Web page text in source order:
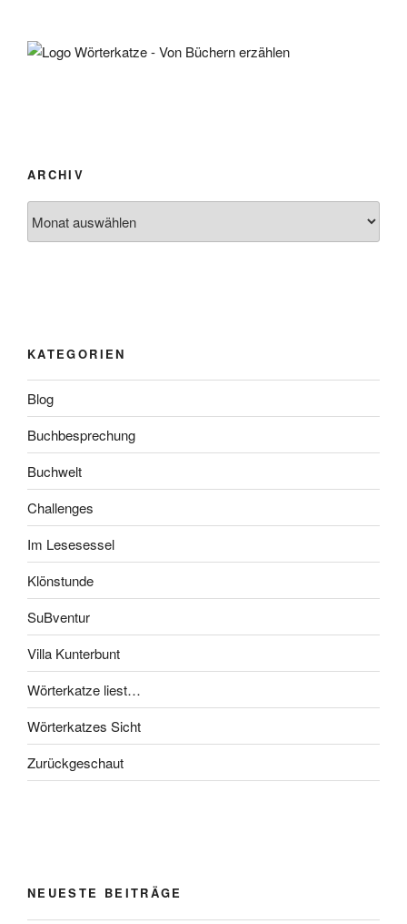
ARCHIV
KATEGORIEN
Blog
Buchbesprechung
Buchwelt
Challenges
Im Lesesessel
Klönstunde
SuBventur
Villa Kunterbunt
Wörterkatze liest…
Wörterkatzes Sicht
Zurückgeschaut
NEUESTE BEITRÄGE